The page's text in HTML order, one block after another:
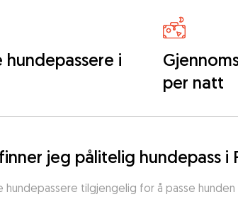
i
per natt
jeg pålitelig hundepass i
tilgjengelig for å passe